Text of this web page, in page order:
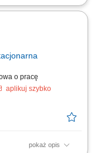
o pracę
aplikuj szybko
pokaż opis